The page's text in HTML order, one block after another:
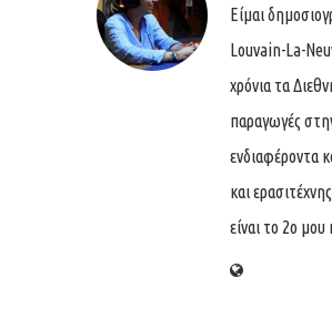
Είμαι
Louvain-La-
χρόνια τα
παραγωγές
ενδιαφέροντα
και
είναι το 2ο μου